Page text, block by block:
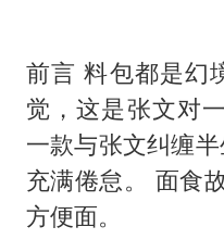
王
前言 料包都是幻
觉，这是张文对
一款与张文纠缠
充满倦怠。 面食
方便面。